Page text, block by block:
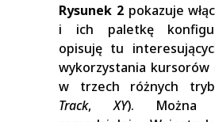
Rysunek 2pokazuje
i ich paletkę
opisuję tu
wykorzystania
w trzech różnych
Track,XY). Można